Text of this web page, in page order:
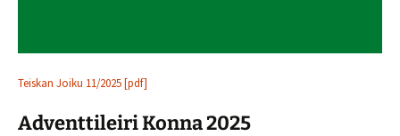
Teiskan Joiku 11/2025 [pdf]
Adventtileiri Konna 2025